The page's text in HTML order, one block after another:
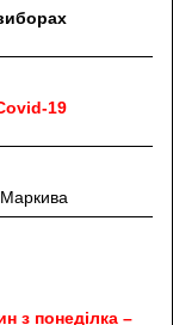
19
з понеділка –